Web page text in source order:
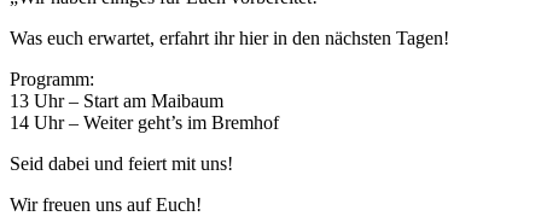
Was euch erwartet, erfahrt ihr hier in den nächsten Tagen!
Programm:
13 Uhr – Start am Maibaum
14 Uhr – Weiter geht’s im Bremhof
Seid dabei und feiert mit uns!
Wir freuen uns auf Euch!